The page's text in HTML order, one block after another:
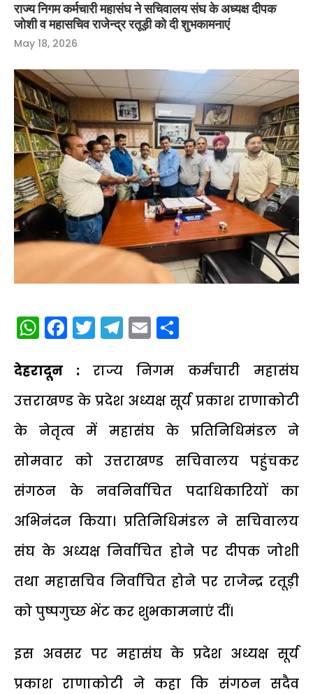
राज्य निगम कर्मचारी महासंघ ने सचिवालय संघ के अध्यक्ष दीपक
जोशी व महासचिव राजेन्द्र रतूड़ी को दी शुभकामनाएं
May 18, 2026
WhatsApp
Facebook
Twitter
Telegram
Email
देहरादून : राज्य निगम कर्मचारी महासंघ
उत्तराखण्ड के प्रदेश अध्यक्ष सूर्य प्रकाश राणाकोटी
के नेतृत्व में महासंघ के प्रतिनिधिमंडल ने
सोमवार को उत्तराखण्ड सचिवालय पहुंचकर
संगठन के नवनिर्वाचित पदाधिकारियों का
अभिनंदन किया। प्रतिनिधिमंडल ने सचिवालय
संघ के अध्यक्ष निर्वाचित होने पर दीपक जोशी
तथा महासचिव निर्वाचित होने पर राजेन्द्र रतूड़ी
को पुष्पगुच्छ भेंट कर शुभकामनाएं दीं।
इस अवसर पर महासंघ के प्रदेश अध्यक्ष सूर्य
प्रकाश राणाकोटी ने कहा कि संगठन सदैव